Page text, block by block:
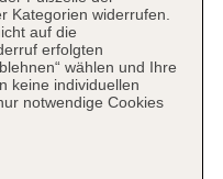
über 30
an der Rezeption
Kategorien widerrufen.
auf die
erfolgten
wählen und Ihre
keine individuellen
notwendige Cookies